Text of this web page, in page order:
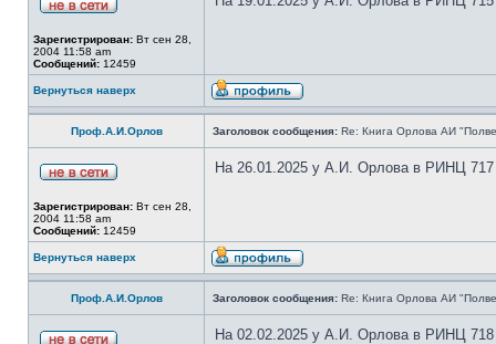
Зарегистрирован: Вт сен 28,
2004 11:58 am
Сообщений: 12459
Вернуться наверх
Проф.А.И.Орлов Заголовок сообщения: Re: Книга Орлова АИ
Зарегистрирован: Вт сен 28,
2004 11:58 am
Сообщений: 12459
На 26.01.2025 у А.И. Орлова в РИНЦ 717
Вернуться наверх
Проф.А.И.Орлов Заголовок сообщения: Re: Книга Орлова АИ
На 02.02.2025 у А.И. Орлова в РИНЦ 718